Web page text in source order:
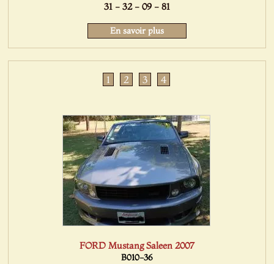
31 - 32 - 09 - 81
En savoir plus
1 2 3 4
FORD Mustang Saleen 2007
B010-36